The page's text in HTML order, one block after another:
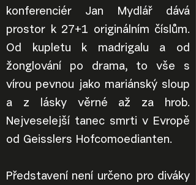
konferenciér Jan Mydlář dává
prostor k 27+1 originálním číslům.
Od kupletu k madrigalu a od
žonglování po drama, to vše s
vírou pevnou jako mariánský sloup
a z lásky věrné až za hrob.
Nejveselejší tanec smrti v Evropě
od Geisslers Hofcomoedianten.
Představení není určeno pro diváky